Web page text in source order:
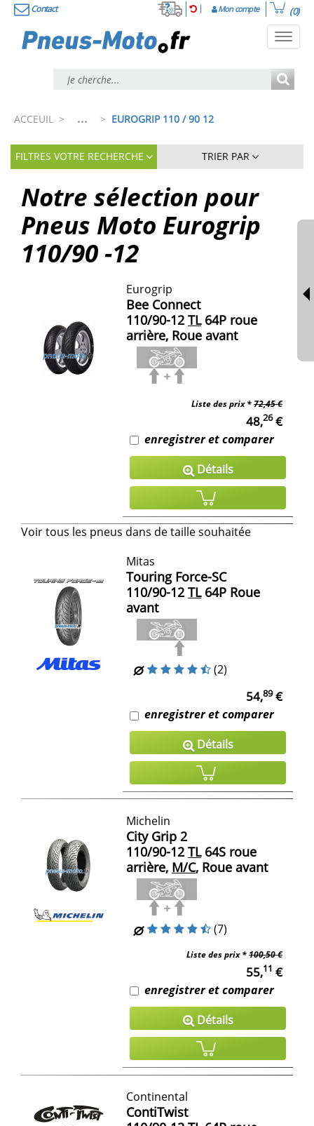
Contact Mon compte (0)
ACCEUIL > ... > EUROGRIP 110 / 90 12
FILTRES VOTRE RECHERCHE TRIER PAR
Notre sélection pour
Pneus Moto Eurogrip
110/90 -12
Eurogrip
Bee Connect
110/90-12 TL64P roue
arrière, Roue avant
Liste des prix *72,45 €
48,26€
enregistrer et comparer
Détails
Voir tous les pneus dans de taille souhaitée
Mitas
Touring Force-SC
110/90-12 TL64P Roue
avant
(2)
54,89€
enregistrer et comparer
Détails
Michelin
City Grip 2
110/90-12 TL64S roue
arrière, M/C, Roue avant
(7)
Liste des prix *100,50 €
55,11 €
enregistrer et comparer
Détails
Continental
ContiTwist